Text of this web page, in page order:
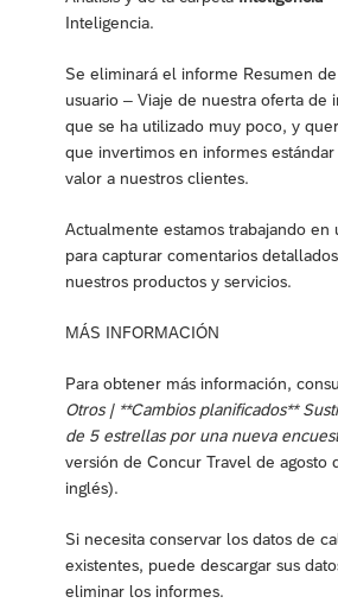
Inteligencia.
Se eliminará el informe Resumen
usuario – Viaje de nuestra oferta de
que se ha utilizado muy poco, y
que invertimos en informes
valor a nuestros clientes.
Actualmente estamos trabajando en
para capturar comentarios
nuestros productos y servicios.
MÁS INFORMACIÓN
Para obtener más información,
Otros | **Cambios planificados**
de 5 estrellas por una nueva
versión de Concur Travel de agosto
inglés).
Si necesita conservar los datos de
existentes, puede descargar sus
eliminar los informes.